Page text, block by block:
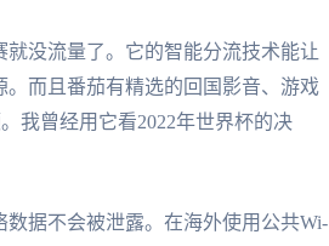
没流量了。它的智能分流技术能让
而且番茄有精选的回国影音、游戏
我曾经用它看2022年世界杯的决
据不会被泄露。在海外使用公共Wi-